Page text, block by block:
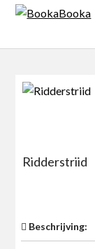
Skip
Ridderstriid
Beschrijving: